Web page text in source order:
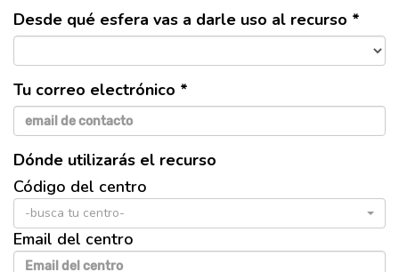
Desde qué esfera vas a darle uso al recurso *
Tu correo electrónico *
Dónde utilizarás el recurso
Código del centro
-busca tu centro-
Email del centro